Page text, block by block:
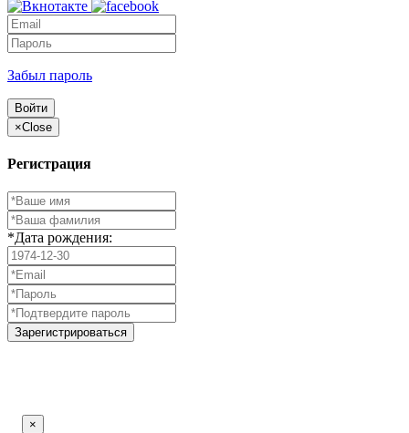
Забыл пароль
Войти
×Close
Регистрация
*Дата рождения:
Зарегистрироваться
×